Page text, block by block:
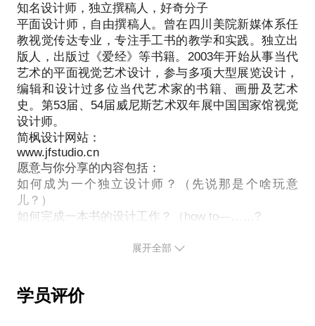
己的标准吗？
我学习过油画和建筑设计，这不代表我想成为一个艺
术家和建筑师。我爱电影，做一个平面设计师不是我
的理想，但我在这个领域里做的还算好。工作不是为
了实现梦想，而是为了成为更好的自己。我以独立设
计师的身份参与了很多大型的工作，编辑和设计了很
多书和画册，写过一些艺术专栏，也作为艺术家参加
过几个展览，策划过几个展览，这都是自然发生的。
我把每一本书的阅读过程想像成一个电影，把每一本
书想像成一个小建筑，其实任何理想都可以通过不同
的方式实现，只要你有好的方法，我们一起来探索这
些方法吧。
我愿意与你分享的内容包括：
立工作时，决定接什么样的案子和工作很重要；
知名设计师，独立撰稿人，好奇分子
平面设计师，自由撰稿人。曾在四川美院新媒体系任
教视觉传达专业，专注手工书的教学和实践。独立出
版人，出版过《爱经》等书籍。2003年开始从事当代
艺术的平面视觉艺术设计，参与多项大型展览设计，
编辑和设计过多位当代艺术家的书籍、画册及艺术
史。第53届、54届威尼斯艺术双年展中国国家馆视觉
设计师。
简枫设计网站：
www.jfstudio.cn
愿意与你分享的内容包括：
如何成为一个独立设计师？（先说那是个啥玩意
儿？）
如何完成一本书的设计工作？（how to—……?
展开全部
学员评价